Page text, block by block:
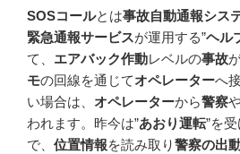
SOSコールとは事故自動通報シス
緊急通報サービスが運用する”ヘル
て、 エアバック作動レベルの事故
モの回線を通じてオペレーターへ
い場合は、 オペレーターから警察
われます。昨今は”あおり運転”を
で、 位置情報を読み取り警察の出